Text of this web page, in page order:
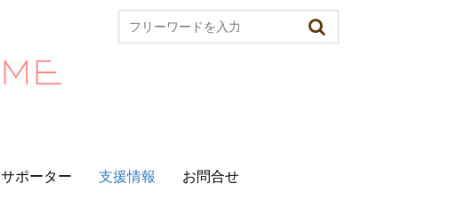
サポーター ⽀援情報 お問合せ